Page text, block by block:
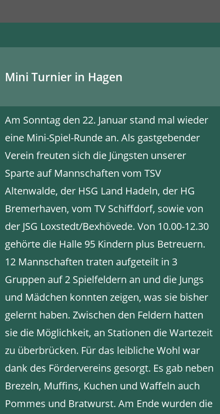
Mini Turnier in Hagen
Am Sonntag den 22. Januar stand mal wieder
eine Mini-Spiel-Runde an. Als gastgebender
Verein freuten sich die Jüngsten unserer
Sparte auf Mannschaften vom TSV
Altenwalde, der HSG Land Hadeln, der HG
Bremerhaven, vom TV Schiffdorf, sowie von
der JSG Loxstedt/Bexhövede. Von 10.00-12.30
gehörte die Halle 95 Kindern plus Betreuern.
12 Mannschaften traten aufgeteilt in 3
Gruppen auf 2 Spielfeldern an und die Jungs
und Mädchen konnten zeigen, was sie bisher
gelernt haben. Zwischen den Feldern hatten
sie die Möglichkeit, an Stationen die Wartezeit
zu überbrücken. Für das leibliche Wohl war
dank des Fördervereins gesorgt. Es gab neben
Brezeln, Muffins, Kuchen und Waffeln auch
Pommes und Bratwurst. Am Ende wurden die